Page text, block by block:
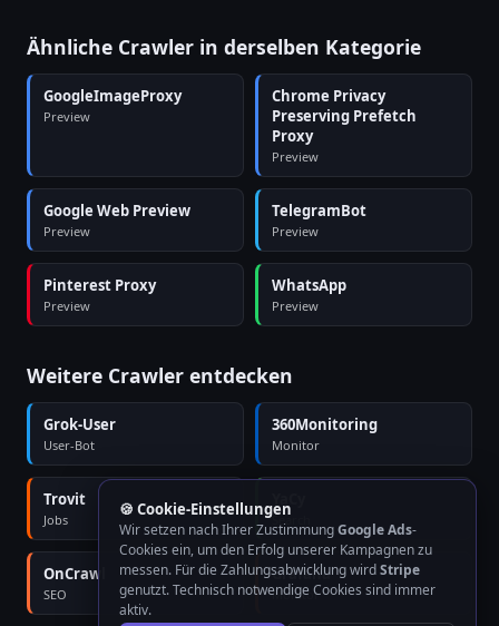
Ähnliche Crawler in derselben Kategorie
GoogleImageProxy
Preview
Chrome Privacy
Preserving Prefetch
Proxy
Preview
Google Web Preview
Preview
TelegramBot
Preview
Pinterest Proxy
Preview
WhatsApp
Preview
Weitere Crawler entdecken
Grok-User
User-Bot
360Monitoring
Monitor
Trovit
Jobs Search
OnCrawl
SEO
Grafana
Monitor
🍪 Cookie-Einstellungen
Wir setzen nach Ihrer ZustimmungGoogle Ads-
Cookies ein, um den Erfolg unserer Kampagnen zu
messen. Für die Zahlungsabwicklung wirdStripe
genutzt. Technisch notwendige Cookies sind immer
aktiv.